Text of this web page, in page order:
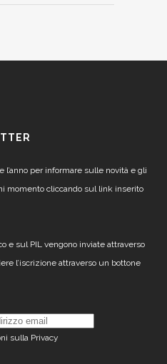
per informare sulle novità e gli
momento cliccando sul link inserito
e sul PIL vengono inviate attraverso
l’iscrizione attraverso un bottone
sulla Privacy